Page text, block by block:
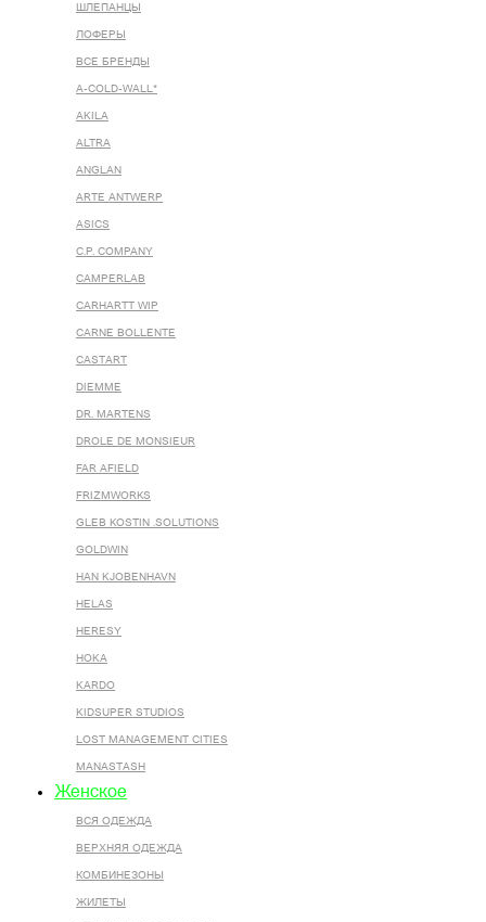
ШЛЕПАНЦЫ
ЛОФЕРЫ
ВСЕ БРЕНДЫ
A-COLD-WALL*
AKILA
ALTRA
ANGLAN
ARTE ANTWERP
ASICS
C.P. COMPANY
CAMPERLAB
CARHARTT WIP
CARNE BOLLENTE
CASTART
DIEMME
DR. MARTENS
DROLE DE MONSIEUR
FAR AFIELD
FRIZMWORKS
GLEB KOSTIN .SOLUTIONS
GOLDWIN
HAN KJOBENHAVN
HELAS
HERESY
HOKA
KARDO
KIDSUPER STUDIOS
LOST MANAGEMENT CITIES
MANASTASH
Женское
ВСЯ ОДЕЖДА
ВЕРХНЯЯ ОДЕЖДА
КОМБИНЕЗОНЫ
ЖИЛЕТЫ